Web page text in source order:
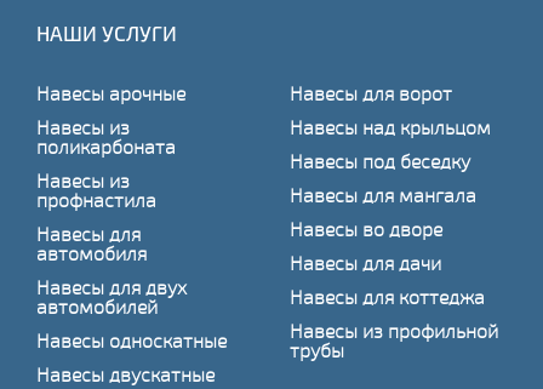
НАШИ УСЛУГИ
Навесы арочные
Навесы из
поликарбоната
Навесы из
профнастила
Навесы для
автомобиля
Навесы для двух
автомобилей
Навесы односкатные
Навесы двускатные
Навесы для ворот
Навесы над крыльцом
Навесы под беседку
Навесы для мангала
Навесы во дворе
Навесы для дачи
Навесы для коттеджа
Навесы из профильной
трубы